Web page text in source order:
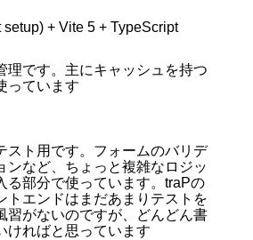
setup) + Vite 5 + TypeScript
理です。主にキャッシュを持つ
っています
スト用です。フォームのバリデ
ンなど、ちょっと複雑なロジッ
る部分で使っています。traPの
トエンドはまだあまりテストを
習がないのですが、どんどん書
ければと思っています